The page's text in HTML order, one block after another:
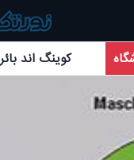
کوینگ اند بائر